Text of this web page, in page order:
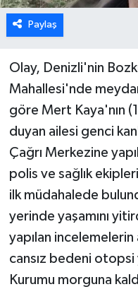
Paylaş
Olay, Denizli'nin
Mahallesi'nde
göre Mert Kaya'nın
duyan ailesi genci
Çağrı Merkezine
polis ve sağlık
ilk müdahalede
yerinde yaşamını
yapılan incelemelerin
cansız bedeni otopsi
Kurumu morguna